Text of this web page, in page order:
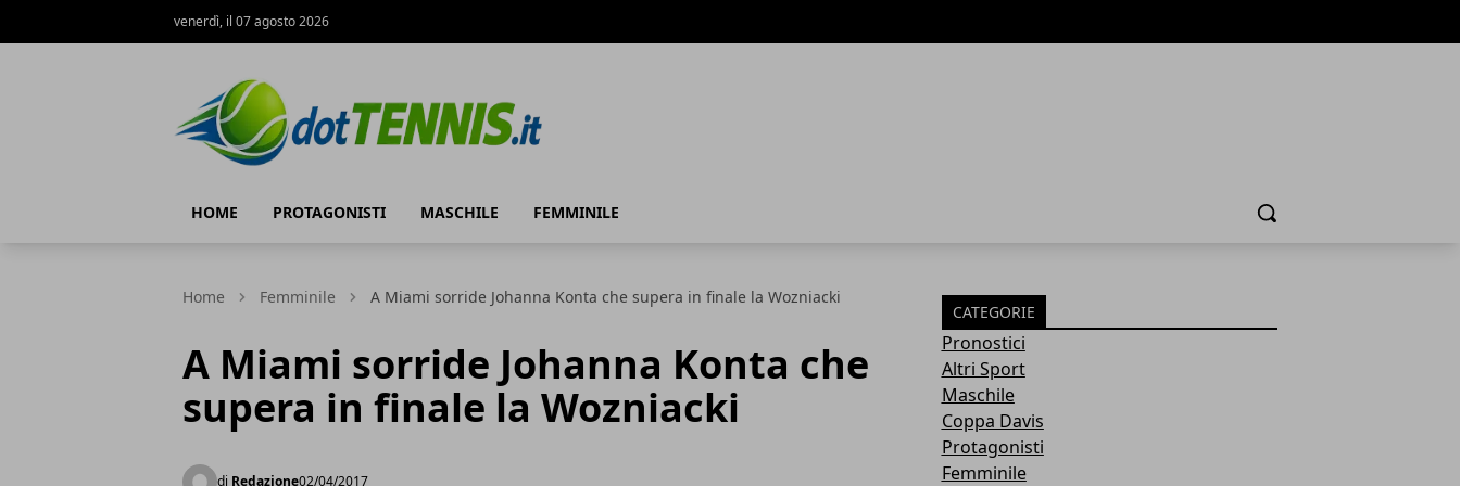
venerdì, il 07 agosto 2026
HOME PROTAGONISTI MASCHILE FEMMINILE Cerca
Home Femminile A Miami sorride Johanna Konta che supera in finale la Wozniacki
A Miami sorride Johanna Konta che
supera in finale la Wozniacki
di Redazione02/04/2017
CATEGORIE
Pronostici
Altri Sport
Maschile
Coppa Davis
Protagonisti
Femminile